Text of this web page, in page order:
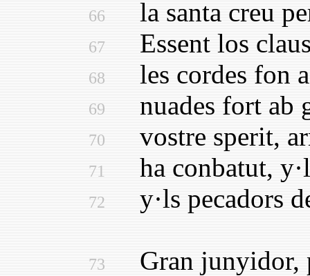
66 la santa creu
67 Essent los claus
68 les cordes fon
69 nuades fort ab
70 vostre sperit,
71 ha conbatut,
72 y·ls pecadors
73 Gran junyidor,